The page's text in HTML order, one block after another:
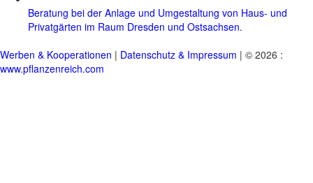
Beratung bei der Anlage und Umgestaltung von Haus- und
Privatgärten im Raum Dresden und Ostsachsen.
Werben & Kooperationen | Datenschutz & Impressum | © 2026 :
www.pflanzenreich.com